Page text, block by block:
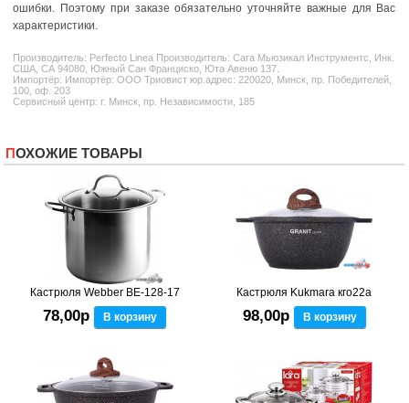
ошибки. Поэтому при заказе обязательно уточняйте важные для Вас
характеристики.
Производитель: Perfecto Linea Производитель: Сага Мьюзикал Инструментс, Инк.
США, СА 94080, Южный Сан Франциско, Юта Авеню 137.
Импортёр: Импортёр: ООО Триовист юр.адрес: 220020, Минск, пр. Победителей,
100, оф. 203
Сервисный центр: г. Минск, пр. Независимости, 185
ПОХОЖИЕ ТОВАРЫ
Кастрюля Webber BE-128-17
78,00р В корзину
Кастрюля Kukmara кго22а
98,00р В корзину